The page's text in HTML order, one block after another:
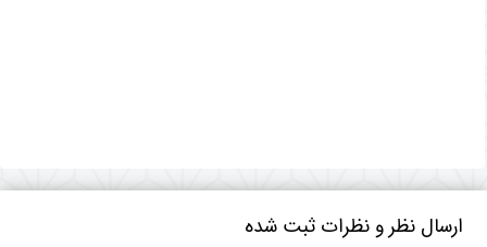
ارسال نظر و نظرات ثبت شده